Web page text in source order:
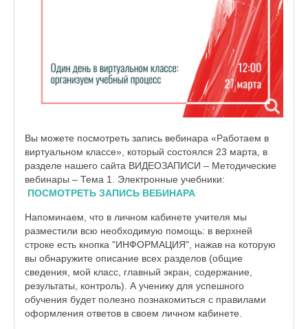
Вы можете посмотреть запись вебинара «Работаем в
виртуальном классе», который состоялся 23 марта, в
разделе нашего сайта ВИДЕОЗАПИСИ – Методические
вебинары – Тема 1. Электронные учебники:
ПОСМОТРЕТЬ ЗАПИСЬ ВЕБИНАРА
Напоминаем, что в личном кабинете учителя мы
разместили всю необходимую помощь: в верхней
строке есть кнопка "ИНФОРМАЦИЯ", нажав на которую
вы обнаружите описание всех разделов (общие
сведения, мой класс, главный экран, содержание,
результаты, контроль). А ученику для успешного
обучения будет полезно познакомиться с правилами
оформления ответов в своем личном кабинете.